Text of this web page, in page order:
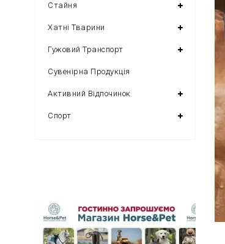
Стайня
Хатні Тварини
Гужовий Транспорт
Сувенірна Продукція
Активний Відпочинок
Спорт